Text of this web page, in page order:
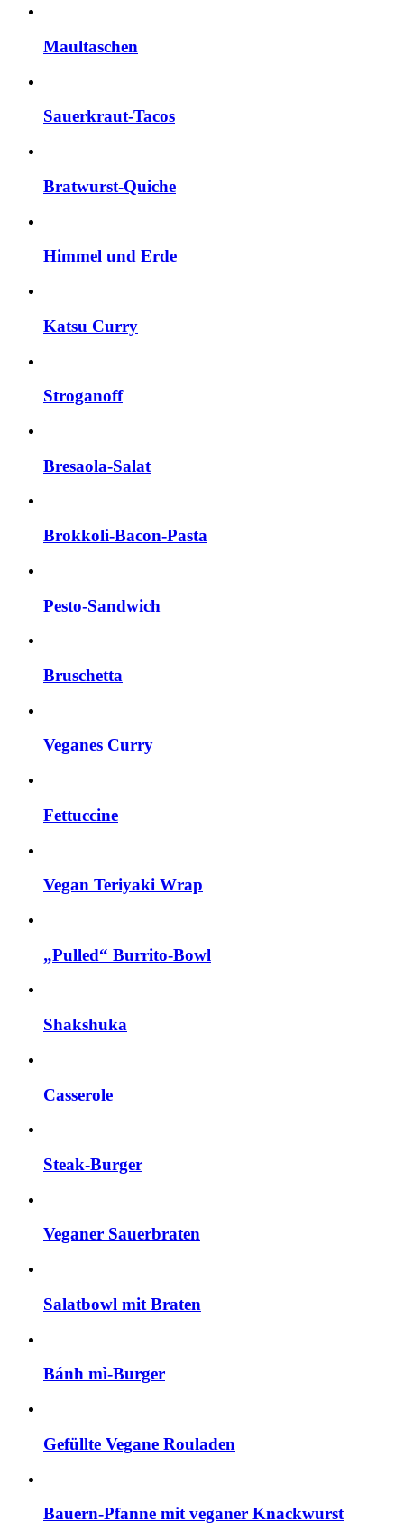
Maultaschen
Sauerkraut-Tacos
Bratwurst-Quiche
Himmel und Erde
Katsu Curry
Stroganoff
Bresaola-Salat
Brokkoli-Bacon-Pasta
Pesto-Sandwich
Bruschetta
Veganes Curry
Fettuccine
Vegan Teriyaki Wrap
„Pulled“ Burrito-Bowl
Shakshuka
Casserole
Steak-Burger
Veganer Sauerbraten
Salatbowl mit Braten
Bánh mì-Burger
Gefüllte Vegane Rouladen
Bauern-Pfanne mit veganer Knackwurst